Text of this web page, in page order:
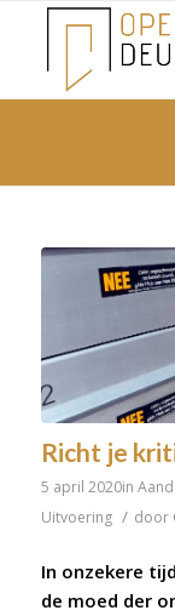
Richt je
5 april 2020in
Uitvoering / door
In onzekere
de moed der